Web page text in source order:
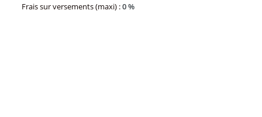
Frais sur versements (maxi) :0 %